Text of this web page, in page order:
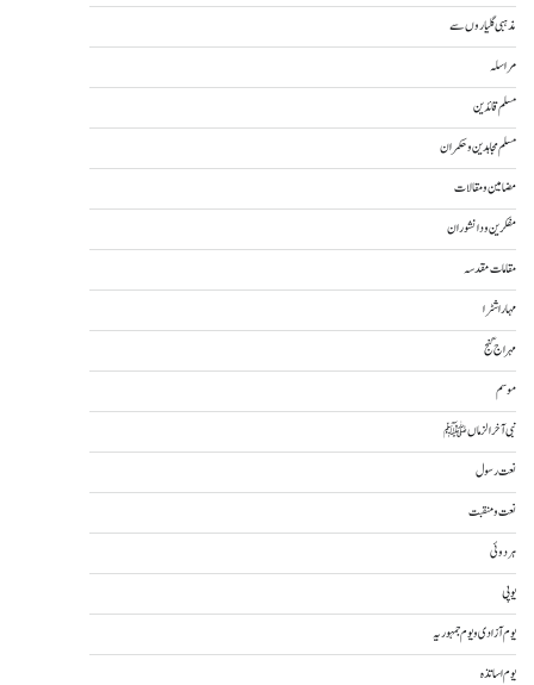
مذہبی گلیاروں سے
مراسلہ
مسلم قائدین
مسلم مجاہدین و حکمران
مضامین و مقالات
مفکرین و دانشوران
مقامات مقدسہ
مہاراشٹرا
مہراج گنج
موسم
نبی آخرالزماںﷺ
نعت رسول
نعت و منقبت
ہردوئی
یوپی
یوم آزادی و یوم جمہوریہ
یوم اساتذہ